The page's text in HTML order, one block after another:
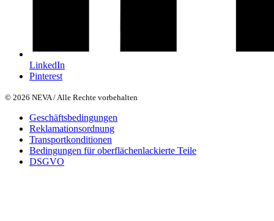
LinkedIn
Pinterest
© 2026 NEVA / Alle Rechte vorbehalten
Geschäftsbedingungen
Reklamationsordnung
Transportkonditionen
Bedingungen für oberflächenlackierte Teile
DSGVO